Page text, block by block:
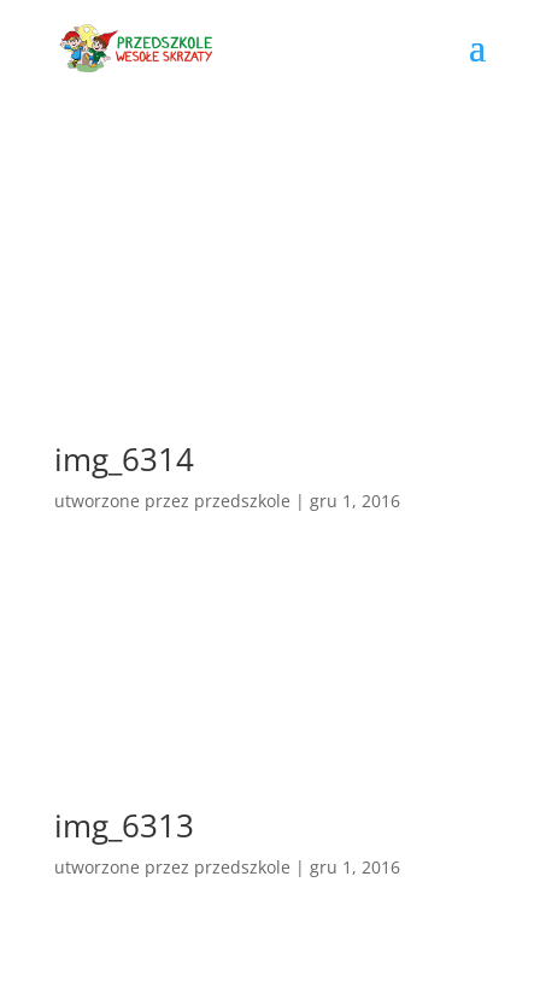
img_6314
utworzone przez przedszkole | gru 1, 2016
img_6313
utworzone przez przedszkole | gru 1, 2016